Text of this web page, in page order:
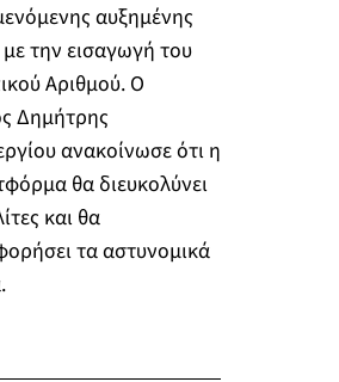
αυξημένης
την εισαγωγή του
Αριθμού. Ο
Δημήτρης
ανακοίνωσε ότι η
θα διευκολύνει
και θα
τα αστυνομικά